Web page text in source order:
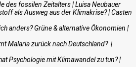
des fossilen Zeitalters | Luisa Neubauer
als Ausweg aus der Klimakrise? | Casten
anders? Grüne & alternative Ökonomien |
Malaria zurück nach Deutschland? |
Psychologie mit Klimawandel zu tun? |